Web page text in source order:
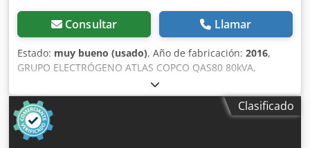
Consultar Llamar
Estado: muy bueno (usado), Año de fabricación: 2016,
GRUPO ELECTRÓGENO ATLAS COPCO QAS80 80kVA,
fabricación 2016 Especificaciones técnicas: Potencia: 80
kVA (64 kW); año de fabricación: 2016; motor: PERKINS
horas de funcionamiento: 2950 horas El grupo electrógeno
está en perfecto estado de funcionamiento. Precio neto:
59.500 PLN Precio bruto: 73.185 PLN Codpfx Aezcn
Clasificado